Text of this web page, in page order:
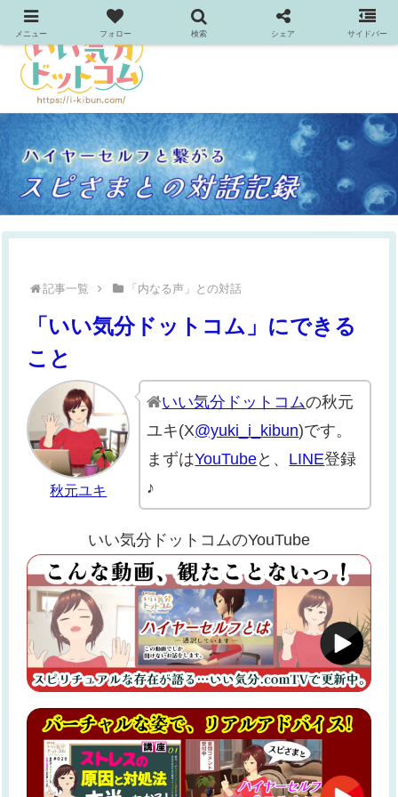
記事一覧 「内なる声」との対話
「いい気分ドットコム」にできる
こと
秋元ユキ
いい気分ドットコムの秋元
ユキ(X@yuki_i_kibun)です。
まずはYouTubeと、 LINE登録
♪
いい気分ドットコムのYouTube
メニュー フォロー 検索 シェア サイドバー